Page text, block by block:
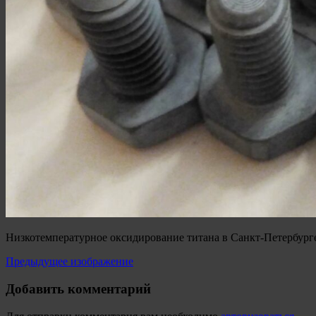
Низкотемпературное оксидирование титана в Санкт-
Предыдущее изображение
Добавить комментарий